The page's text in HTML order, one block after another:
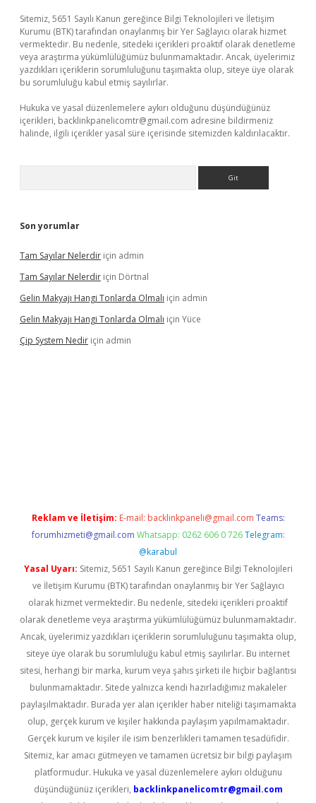
Sitemiz, 5651 Sayılı Kanun gereğince Bilgi Teknolojileri ve İletişim
Kurumu (BTK) tarafından onaylanmış bir Yer Sağlayıcı olarak hizmet
vermektedir. Bu nedenle, sitedeki içerikleri proaktif olarak denetleme
veya araştırma yükümlülüğümüz bulunmamaktadır. Ancak, üyelerimiz
yazdıkları içeriklerin sorumluluğunu taşımakta olup, siteye üye olarak
bu sorumluluğu kabul etmiş sayılırlar.
Hukuka ve yasal düzenlemelere aykırı olduğunu düşündüğünüz
içerikleri, backlinkpanelicomtr@gmail.com adresine bildirmeniz
halinde, ilgili içerikler yasal süre içerisinde sitemizden kaldırılacaktır.
Son yorumlar
Tam Sayılar Nelerdir için admin
Tam Sayılar Nelerdir için Dörtnal
Gelin Makyajı Hangi Tonlarda Olmalı için admin
Gelin Makyajı Hangi Tonlarda Olmalı için Yüce
Çip System Nedir için admin
Reklam ve İletişim: E-mail: backlinkpaneli@gmail.com Teams:
forumhizmeti@gmail.com Whatsapp: 0262 606 0 726 Telegram:
@karabul
Yasal Uyarı: Sitemiz, 5651 Sayılı Kanun gereğince Bilgi Teknolojileri
ve İletişim Kurumu (BTK) tarafından onaylanmış bir Yer Sağlayıcı
olarak hizmet vermektedir. Bu nedenle, sitedeki içerikleri proaktif
olarak denetleme veya araştırma yükümlülüğümüz bulunmamaktadır.
Ancak, üyelerimiz yazdıkları içeriklerin sorumluluğunu taşımakta olup,
siteye üye olarak bu sorumluluğu kabul etmiş sayılırlar. Bu internet
sitesi, herhangi bir marka, kurum veya şahıs şirketi ile hiçbir bağlantısı
bulunmamaktadır. Sitede yalnızca kendi hazırladığımız makaleler
paylaşılmaktadır. Burada yer alan içerikler haber niteliği taşımamakta
olup, gerçek kurum ve kişiler hakkında paylaşım yapılmamaktadır.
Gerçek kurum ve kişiler ile isim benzerlikleri tamamen tesadüfidir.
Sitemiz, kar amacı gütmeyen ve tamamen ücretsiz bir bilgi paylaşım
platformudur. Hukuka ve yasal düzenlemelere aykırı olduğunu
düşündüğünüz içerikleri, backlinkpanelicomtr@gmail.com